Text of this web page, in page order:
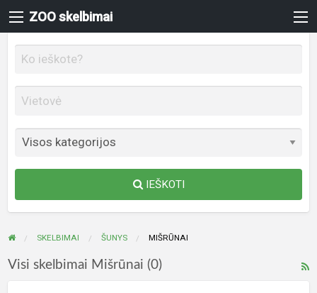
ZOO skelbimai
IEŠKOTI
SKELBIMAI ŠUNYS MIŠRŪNAI
Visi skelbimai Mišrūnai (0)